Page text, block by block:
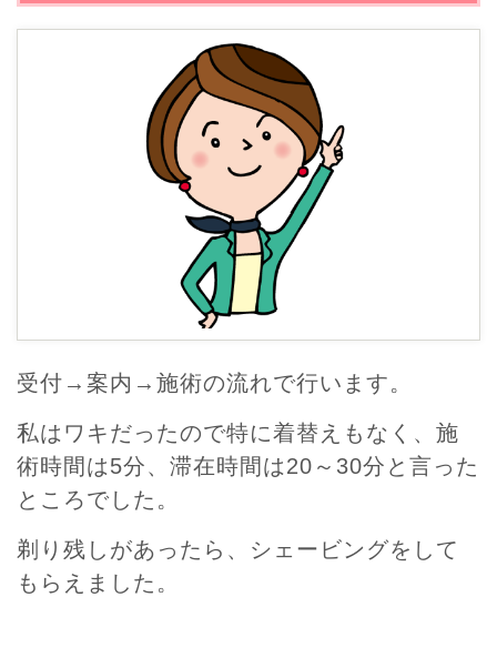
受付→案内→施術の流れで行います。
私はワキだったので特に着替えもなく、施
術時間は5分、滞在時間は20～30分と言った
ところでした。
剃り残しがあったら、シェービングをして
もらえました。